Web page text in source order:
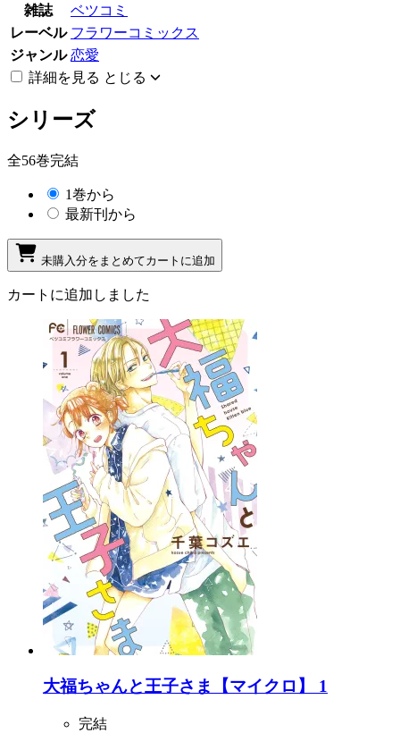
雑誌
ベツコミ
レーベル フラワーコミックス
ジャンル 恋愛
詳細を見る とじる
シリーズ
全56巻完結
1巻から
最新刊から
未購入分をまとめてカートに追加
カートに追加しました
大福ちゃんと王子さま【マイクロ】 1
完結